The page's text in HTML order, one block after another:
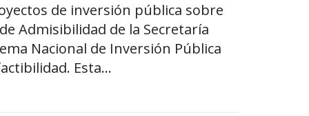
de inversión pública sobre
Admisibilidad de la Secretaría
Nacional de Inversión Pública
Esta...